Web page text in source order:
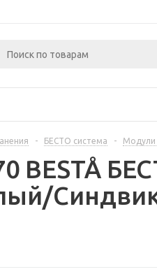
- БЕСТО система - Модули
BESTÅ